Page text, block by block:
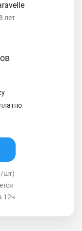
лет
шт)
12ч